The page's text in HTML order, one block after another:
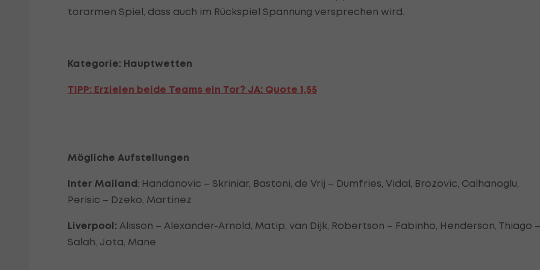
torarmen Spiel, dass auch im Rückspiel Spannung versprechen wird.
Kategorie: Hauptwetten
TIPP: Erzielen beide Teams ein Tor? JA: Quote 1,55
Mögliche Aufstellungen
Inter Mailand: Handanovic – Skriniar, Bastoni, de Vrij – Dumfries, Vidal, Brozovic, Calhanoglu,
Perisic – Dzeko, Martinez
Liverpool: Alisson – Alexander-Arnold, Matip, van Dijk, Robertson – Fabinho, Henderson, Thiago –
Salah, Jota, Mane